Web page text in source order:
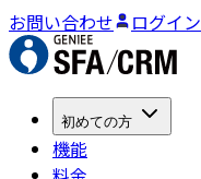
お問い合わせ ログイン
初めての方
機能